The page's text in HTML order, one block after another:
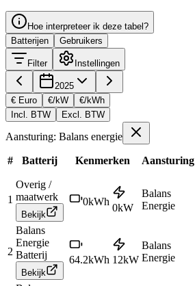
Hoe interpreteer ik deze tabel?
Batterijen
Gebruikers
Filter Instellingen
2025
€ Euro
€/kW
€/kWh
Incl. BTW
Excl. BTW
Aansturing: Balans energie
# Batterij Kenmerken Aansturing
1
Overig /
maatwerk
Bekijk
0kWh
0kW
Balans
Energie
2
Balans
Energie
Batterij
Bekijk
64.2kWh 12kW
Balans
Energie